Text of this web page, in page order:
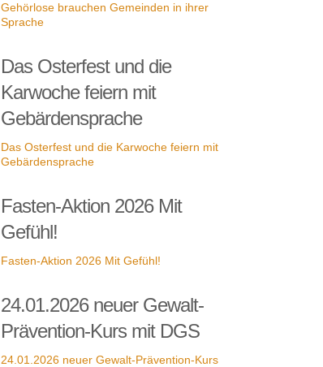
Gehörlose brauchen Gemeinden in ihrer
Sprache
Das Osterfest und die
Karwoche feiern mit
Gebärdensprache
Das Osterfest und die Karwoche feiern mit
Gebärdensprache
Fasten-Aktion 2026 Mit
Gefühl!
Fasten-Aktion 2026 Mit Gefühl!
24.01.2026 neuer Gewalt-
Prävention-Kurs mit DGS
24.01.2026 neuer Gewalt-Prävention-Kurs